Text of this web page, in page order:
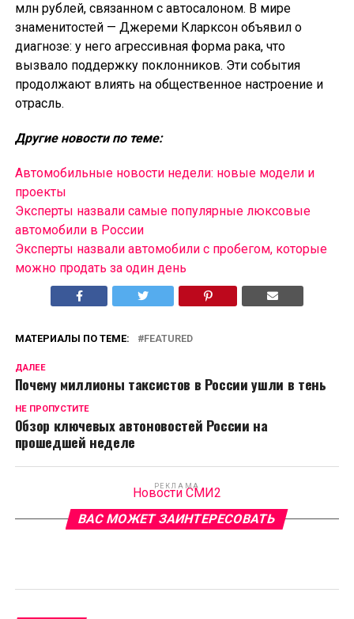
млн рублей, связанном с автосалоном. В мире
знаменитостей — Джереми Кларксон объявил о
диагнозе: у него агрессивная форма рака, что
вызвало поддержку поклонников. Эти события
продолжают влиять на общественное настроение и
отрасль.
Другие новости по теме:
Автомобильные новости недели: новые модели и
проекты
Эксперты назвали самые популярные люксовые
автомобили в России
Эксперты назвали автомобили с пробегом, которые
можно продать за один день
МАТЕРИАЛЫ ПО ТЕМЕ: FEATURED
ДАЛЕЕ
Почему миллионы таксистов в России ушли в тень
НЕ ПРОПУСТИТЕ
Обзор ключевых автоновостей России на
прошедшей неделе
РЕКЛАМА
Новости СМИ2
ВАС МОЖЕТ ЗАИНТЕРЕСОВАТЬ